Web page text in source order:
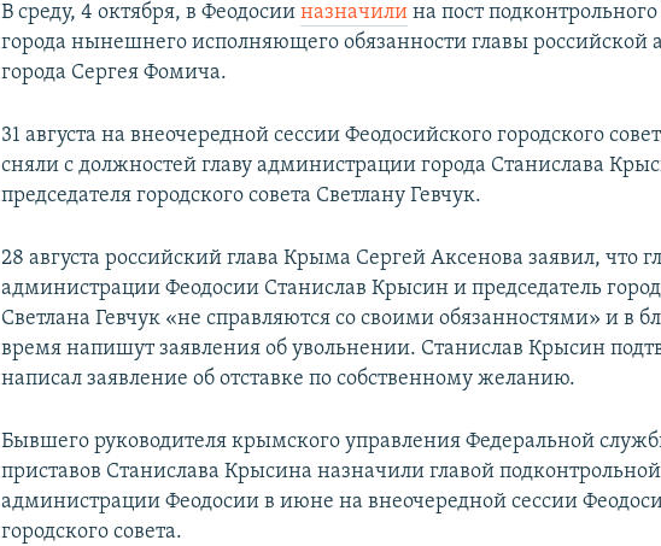
В среду, 4 октября, в Феодосииназначили на пост
города нынешнего исполняющего обязанности главы российской
города Сергея Фомича.
31 августа на внеочередной сессии Феодосийского городского
сняли с должностей главу администрации города Станислава
председателя городского совета Светлану Гевчук.
28 августа российский глава Крыма Сергей Аксенова заявил, что
администрации Феодосии Станислав Крысин и председатель
Светлана Гевчук «не справляются со своими обязанностями» и в
время напишут заявления об увольнении. Станислав Крысин
написал заявление об отставке по собственному желанию.
Бывшего руководителя крымского управления Федеральной
приставов Станислава Крысина назначили главой
администрации Феодосии в июне на внеочередной сессии
городского совета.